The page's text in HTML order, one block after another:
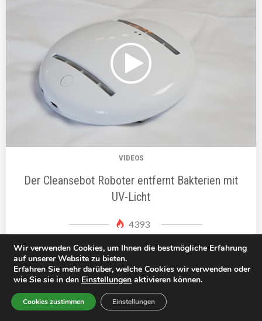
VIDEOS
Der Cleansebot Roboter entfernt Bakterien mit
UV-Licht
4393
Wir verwenden Cookies, um Ihnen die bestmögliche Erfahrung
auf unserer Website zu bieten.
Erfahren Sie mehr darüber, welche Cookies wir verwenden oder
wie Sie sie in den Einstellungen aktivieren können.
Cookies zustimmen Einstellungen